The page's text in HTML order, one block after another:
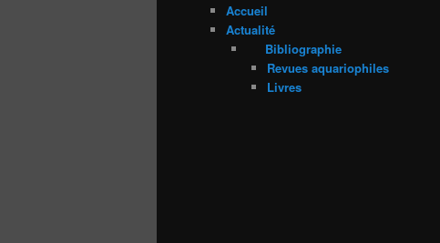
Accueil
Actualité
Bibliographie
Revues aquariophiles
Livres